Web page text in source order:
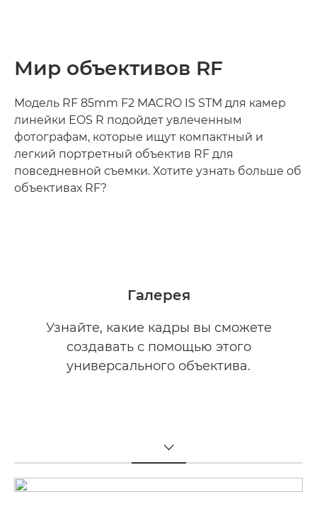
Мир объективов RF
Модель RF 85mm F2 MACRO IS STM для камер
линейки EOS R подойдет увлеченным
фотографам, которые ищут компактный и
легкий портретный объектив RF для
повседневной съемки. Хотите узнать больше об
объективах RF?
Галерея
Узнайте, какие кадры вы сможете
создавать с помощью этого
универсального объектива.
TOGGLE MENU